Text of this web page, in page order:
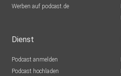
Werben auf podcast.de
Dienst
Podcast anmelden
Podcast hochladen